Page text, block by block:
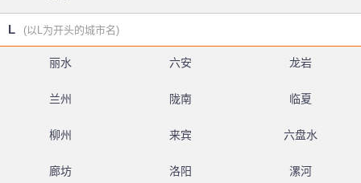
L (以L为开头的城市名)
丽水 六安 龙岩
兰州 陇南 临夏
柳州 来宾 六盘水
廊坊 洛阳 漯河